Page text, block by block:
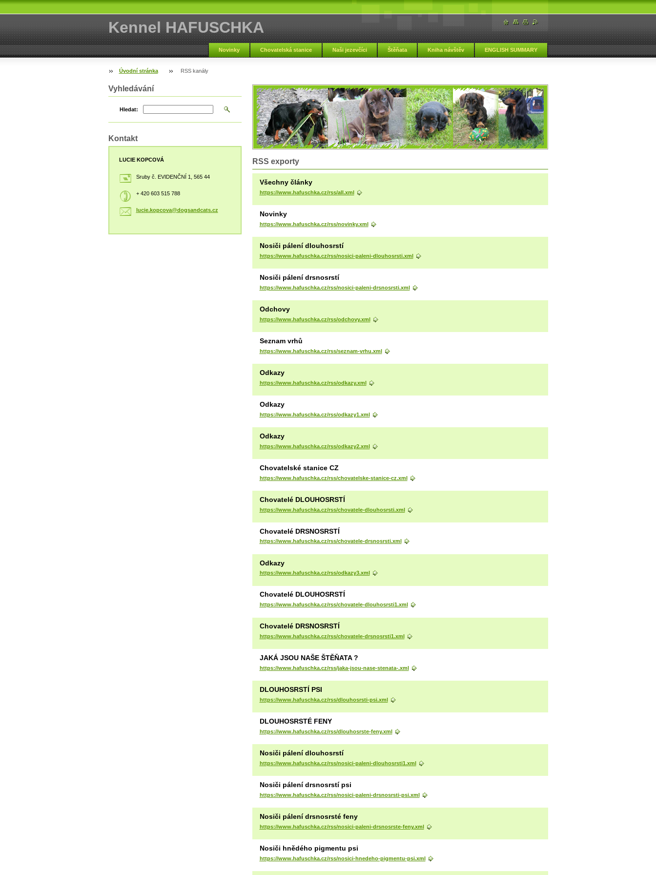
Kennel HAFUSCHKA
Novinky Chovatelská stanice Naši jezevčíci Štěňata Kniha návštěv ENGLISH SUMMARY
Úvodní stránka RSS kanály
RSS exporty
Všechny články
https://www.hafuschka.cz/rss/all.xml
Novinky
https://www.hafuschka.cz/rss/novinky.xml
Nosiči pálení dlouhosrstí
https://www.hafuschka.cz/rss/nosici-paleni-dlouhosrsti.xml
Nosiči pálení drsnosrstí
https://www.hafuschka.cz/rss/nosici-paleni-drsnosrsti.xml
Odchovy
https://www.hafuschka.cz/rss/odchovy.xml
Seznam vrhů
https://www.hafuschka.cz/rss/seznam-vrhu.xml
Odkazy
https://www.hafuschka.cz/rss/odkazy.xml
Odkazy
https://www.hafuschka.cz/rss/odkazy1.xml
Odkazy
https://www.hafuschka.cz/rss/odkazy2.xml
Chovatelské stanice CZ
https://www.hafuschka.cz/rss/chovatelske-stanice-cz.xml
Chovatelé DLOUHOSRSTÍ
https://www.hafuschka.cz/rss/chovatele-dlouhosrsti.xml
Chovatelé DRSNOSRSTÍ
https://www.hafuschka.cz/rss/chovatele-drsnosrsti.xml
Odkazy
https://www.hafuschka.cz/rss/odkazy3.xml
Chovatelé DLOUHOSRSTÍ
https://www.hafuschka.cz/rss/chovatele-dlouhosrsti1.xml
Chovatelé DRSNOSRSTÍ
https://www.hafuschka.cz/rss/chovatele-drsnosrsti1.xml
JAKÁ JSOU NAŠE ŠTĚŇATA ?
https://www.hafuschka.cz/rss/jaka-jsou-nase-stenata-.xml
DLOUHOSRSTÍ PSI
https://www.hafuschka.cz/rss/dlouhosrsti-psi.xml
DLOUHOSRSTÉ FENY
https://www.hafuschka.cz/rss/dlouhosrste-feny.xml
Nosiči pálení dlouhosrstí
https://www.hafuschka.cz/rss/nosici-paleni-dlouhosrsti1.xml
Nosiči pálení drsnosrstí psi
https://www.hafuschka.cz/rss/nosici-paleni-drsnosrsti-psi.xml
Nosiči pálení drsnosrsté feny
https://www.hafuschka.cz/rss/nosici-paleni-drsnosrste-feny.xml
Nosiči hnědého pigmentu psi
https://www.hafuschka.cz/rss/nosici-hnedeho-pigmentu-psi.xml
Vyhledávání
Hledat:
Kontakt
LUCIE KOPCOVÁ
Sruby č. EVIDENČNÍ 1, 565 44
+ 420 603 515 788
lucie.kopcova@dogsandcats.cz